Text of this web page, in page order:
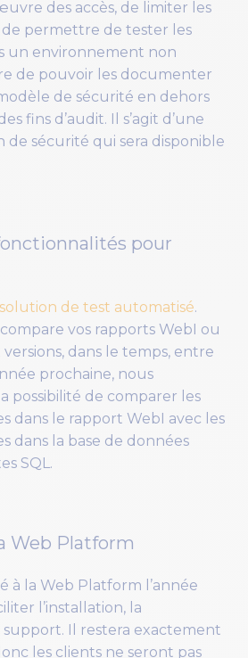
des accès, de limiter les
de permettre de tester les
un environnement non
de pouvoir les documenter
de sécurité en dehors
fins d’audit. Il s’agit d’une
sécurité qui sera disponible
pour
solution de test automatisé.
vos rapports WebI ou
dans le temps, entre
prochaine, nous
possibilité de comparer les
dans le rapport WebI avec les
dans la base de données
SQL.
Web Platform
à la Web Platform l’année
l’installation, la
Il restera exactement
les clients ne seront pas